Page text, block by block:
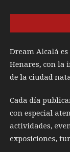
Dream Alcalá
Henares, con la
de la ciudad
Cada día
con especial
actividades,
exposiciones,